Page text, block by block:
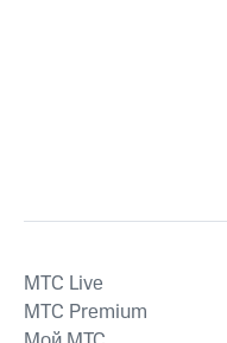
MTС Live
MTС Premium